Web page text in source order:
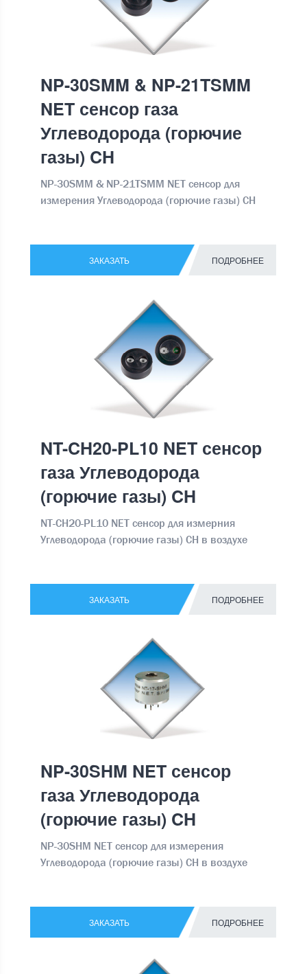
NP-30SMM & NP-21TSMM
NET сенсор газа
Углеводорода (горючие
газы) CH
NP-30SMM & NP-21TSMM NET сенсор для
измерения Углеводорода (горючие газы) CH
ЗАКАЗАТЬ ПОДРОБНЕЕ
NT-CH20-PL10 NET сенсор
газа Углеводорода
(горючие газы) CH
NT-CH20-PL10 NET сенсор для измерния
Углеводорода (горючие газы) CH в воздухе
ЗАКАЗАТЬ ПОДРОБНЕЕ
NP-30SHM NET сенсор
газа Углеводорода
(горючие газы) CH
NP-30SHM NET сенсор для измерения
Углеводорода (горючие газы) CH в воздухе
ЗАКАЗАТЬ ПОДРОБНЕЕ